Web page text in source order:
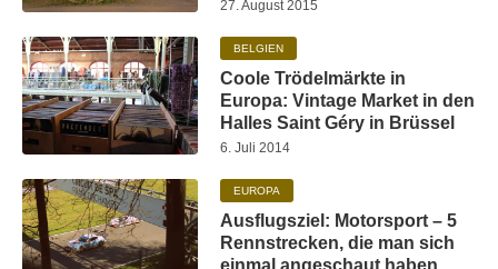
27. August 2015
BELGIEN
Coole Trödelmärkte in
Europa: Vintage Market in den
Halles Saint Géry in Brüssel
6. Juli 2014
EUROPA
Ausflugsziel: Motorsport – 5
Rennstrecken, die man sich
einmal angeschaut haben